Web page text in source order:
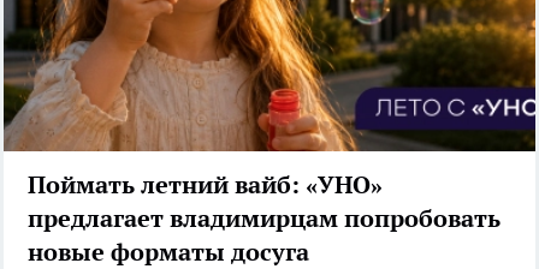
Поймать летний вайб: «УНО»
предлагает владимирцам попробовать
новые форматы досуга